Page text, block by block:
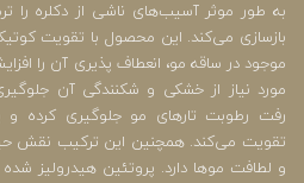
به طور موثر آسیب‌های ناشی از دکلره را
بازسازی می‌کند. این محصول با تقویت
موجود در ساقه مو، انعطاف پذیری آن را
مورد نیاز از خشکی و شکنندگی آن
رفت رطوبت تارهای مو جلوگیری کرده و
تقویت می‌کند. همچنین این ترکیب نقش
و لطافت موها دارد. پروتئین هیدرولیز